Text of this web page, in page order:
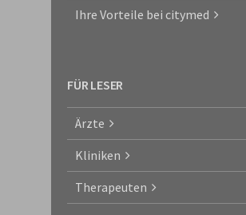
Ihre Vorteile bei citymed
FÜR LESER
Ärzte
Kliniken
Therapeuten